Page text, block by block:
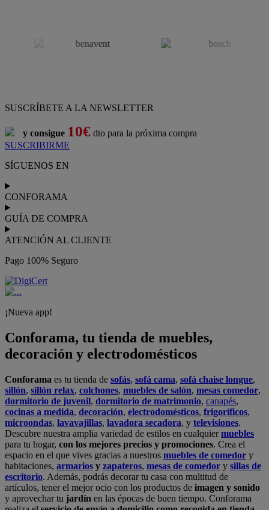
SUSCRÍBETE A LA NEWSLETTER
y consigue 10€ dto para la próxima compra
SUSCRIBIRME
SÍGUENOS EN
CONFORAMA
GUÍA DE COMPRA
ATENCIÓN AL CLIENTE
Pago 100% Seguro
¡Nueva app!
Conforama, tu tienda de muebles,
decoración y electrodomésticos
Conforama es tu tienda de sofás, sofá cama, sofá chaise longue,
sillón, sillón relax, colchones, muebles de salón, mesas comedor,
dormitorio de juvenil, dormitorio de matrimonio, canapés,
cocinas a medida, decoración, electrodomésticos, frigoríficos,
microondas, lavavajillas, lavadora secadora, y televisiones.
Descubre nuestra amplia variedad de estilos en cualquiermuebles
para tu hogar, con los mejores precios y promociones. Crea el
espacio en el que vives gracias a nuestros muebles de comedor y
habitaciones, armarios y zapateros, mesas de comedor y sillas de
escritorio. Además, podrás decorar tu casa con multitud de
artículos, tener el mejor ocio con los productos de imagen y sonido
y aprovechar tu jardín en las épocas de buen tiempo. Conforama